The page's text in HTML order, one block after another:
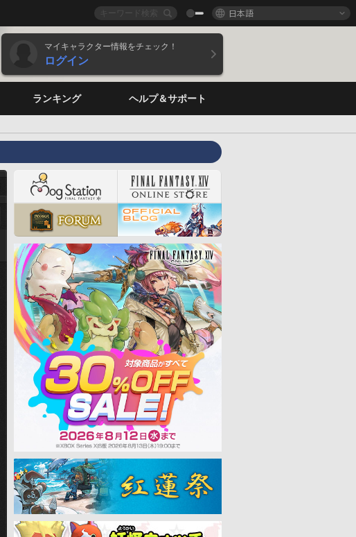
日本語
マイキャラクター情報をチェック！
ログイン
ランキング ヘルプ＆サポート